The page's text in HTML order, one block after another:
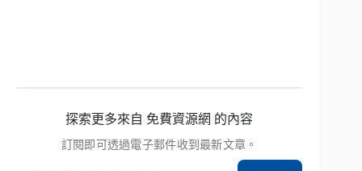
探索更多來自 免費資源網 的內容
訂閱即可透過電子郵件收到最新文章。